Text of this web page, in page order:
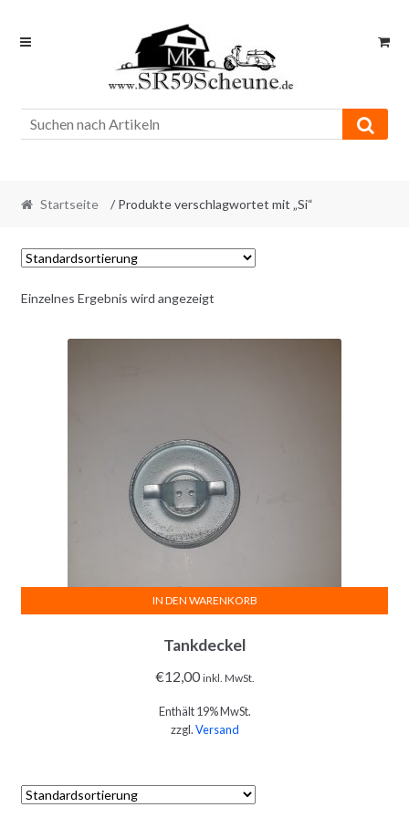
Skip
Skip
Startseite / Produkte verschlagwortet mit „Si“
Einzelnes Ergebnis wird angezeigt
Tankdeckel
€12,00 inkl. MwSt.
Enthält 19% MwSt.
zzgl.Versand
IN DEN WARENKORB